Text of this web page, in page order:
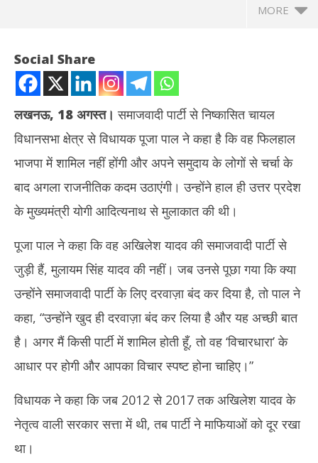
MORE
UP Politics: विधायक पूजा पाल ने अखिलेश पर फिर साधा निशाना, कहा-
समर्थकों की राय पर उठाउंगी अगला कदम
18,
2025
Social Share
लखनऊ, 18 अगस्त। समाजवादी पार्टी से निष्कासित चायल
विधानसभा क्षेत्र से विधायक पूजा पाल ने कहा है कि वह फिलहाल
भाजपा में शामिल नहीं होंगी और अपने समुदाय के लोगों से चर्चा के
बाद अगला राजनीतिक कदम उठाएंगी। उन्होंने हाल ही उत्तर प्रदेश
के मुख्यमंत्री योगी आदित्यनाथ से मुलाकात की थी।
पूजा पाल ने कहा कि वह अखिलेश यादव की समाजवादी पार्टी से
जुड़ी हैं, मुलायम सिंह यादव की नहीं। जब उनसे पूछा गया कि क्या
उन्होंने समाजवादी पार्टी के लिए दरवाज़ा बंद कर दिया है, तो पाल ने
कहा, “उन्होंने खुद ही दरवाज़ा बंद कर लिया है और यह अच्छी बात
है। अगर मैं किसी पार्टी में शामिल होती हूँ, तो वह ‘विचारधारा’ के
आधार पर होगी और आपका विचार स्पष्ट होना चाहिए।”
विधायक ने कहा कि जब 2012 से 2017 तक अखिलेश यादव के
नेतृत्व वाली सरकार सत्ता में थी, तब पार्टी ने माफियाओं को दूर रखा
था।